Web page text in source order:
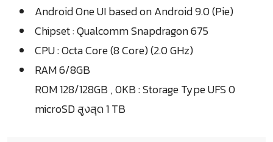
Android One UI based on Android 9.0 (Pie)
Chipset : Qualcomm Snapdragon 675
CPU : Octa Core (8 Core) (2.0 GHz)
RAM 6/8GB
ROM 128/128GB , 0KB : Storage Type UFS 0
microSD สูงสุด 1 TB